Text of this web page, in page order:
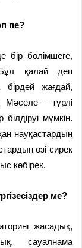
пе?
бір бөлімшеге,
қалай деп
жағдай,
Мәселе – түрлі
білдіруі мүмкін.
науқастардың
өзі сирек
көбірек.
ме?
жасадық,
сауалнама